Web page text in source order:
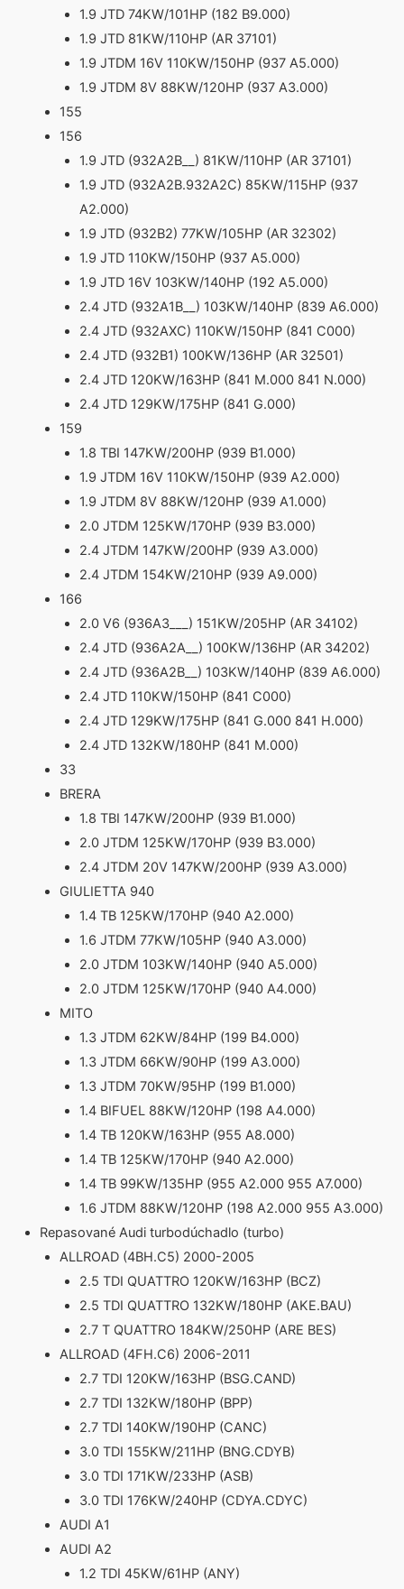
1.9 JTD 74KW/101HP (182 B9.000)
1.9 JTD 81KW/110HP (AR 37101)
1.9 JTDM 16V 110KW/150HP (937 A5.000)
1.9 JTDM 8V 88KW/120HP (937 A3.000)
155
156
1.9 JTD (932A2B__) 81KW/110HP (AR 37101)
1.9 JTD (932A2B.932A2C) 85KW/115HP (937
A2.000)
1.9 JTD (932B2) 77KW/105HP (AR 32302)
1.9 JTD 110KW/150HP (937 A5.000)
1.9 JTD 16V 103KW/140HP (192 A5.000)
2.4 JTD (932A1B__) 103KW/140HP (839 A6.000)
2.4 JTD (932AXC) 110KW/150HP (841 C000)
2.4 JTD (932B1) 100KW/136HP (AR 32501)
2.4 JTD 120KW/163HP (841 M.000 841 N.000)
2.4 JTD 129KW/175HP (841 G.000)
159
1.8 TBI 147KW/200HP (939 B1.000)
1.9 JTDM 16V 110KW/150HP (939 A2.000)
1.9 JTDM 8V 88KW/120HP (939 A1.000)
2.0 JTDM 125KW/170HP (939 B3.000)
2.4 JTDM 147KW/200HP (939 A3.000)
2.4 JTDM 154KW/210HP (939 A9.000)
166
2.0 V6 (936A3___) 151KW/205HP (AR 34102)
2.4 JTD (936A2A__) 100KW/136HP (AR 34202)
2.4 JTD (936A2B__) 103KW/140HP (839 A6.000)
2.4 JTD 110KW/150HP (841 C000)
2.4 JTD 129KW/175HP (841 G.000 841 H.000)
2.4 JTD 132KW/180HP (841 M.000)
33
BRERA
1.8 TBI 147KW/200HP (939 B1.000)
2.0 JTDM 125KW/170HP (939 B3.000)
2.4 JTDM 20V 147KW/200HP (939 A3.000)
GIULIETTA 940
1.4 TB 125KW/170HP (940 A2.000)
1.6 JTDM 77KW/105HP (940 A3.000)
2.0 JTDM 103KW/140HP (940 A5.000)
2.0 JTDM 125KW/170HP (940 A4.000)
MITO
1.3 JTDM 62KW/84HP (199 B4.000)
1.3 JTDM 66KW/90HP (199 A3.000)
1.3 JTDM 70KW/95HP (199 B1.000)
1.4 BIFUEL 88KW/120HP (198 A4.000)
1.4 TB 120KW/163HP (955 A8.000)
1.4 TB 125KW/170HP (940 A2.000)
1.4 TB 99KW/135HP (955 A2.000 955 A7.000)
1.6 JTDM 88KW/120HP (198 A2.000 955 A3.000)
Repasované Audi turbodúchadlo (turbo)
ALLROAD (4BH.C5) 2000-2005
2.5 TDI QUATTRO 120KW/163HP (BCZ)
2.5 TDI QUATTRO 132KW/180HP (AKE.BAU)
2.7 T QUATTRO 184KW/250HP (ARE BES)
ALLROAD (4FH.C6) 2006-2011
2.7 TDI 120KW/163HP (BSG.CAND)
2.7 TDI 132KW/180HP (BPP)
2.7 TDI 140KW/190HP (CANC)
3.0 TDI 155KW/211HP (BNG.CDYB)
3.0 TDI 171KW/233HP (ASB)
3.0 TDI 176KW/240HP (CDYA.CDYC)
AUDI A1
AUDI A2
1.2 TDI 45KW/61HP (ANY)